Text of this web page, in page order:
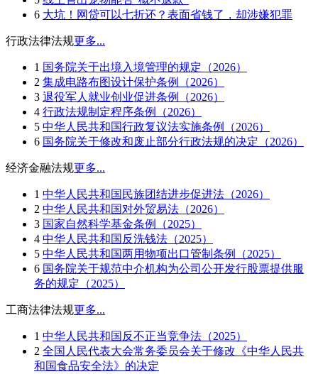
6 大坑！网贷可以七折还？表面省钱了，却涉嫌犯罪
行政法律法规更多...
1 国务院关于出境入境管理的规定（2026）
2 集成电路布图设计保护条例（2026）
3 退役军人就业创业促进条例（2026）
4 行政法规制定程序条例（2026）
5 中华人民共和国行政复议法实施条例（2026）
6 国务院关于修改和废止部分行政法规的决定（2026）
经济金融法规更多...
1 中华人民共和国民族团结进步促进法（2026）
2 中华人民共和国对外贸易法（2026）
3 国家自然科学基金条例（2025）
4 中华人民共和国反洗钱法（2025）
5 中华人民共和国两用物项出口管制条例（2025）
6 国务院关于规范中介机构为公司公开发行股票提供服
务的规定（2025）
工商法律法规更多...
1 中华人民共和国反不正当竞争法（2025）
2 全国人民代表大会常务委员会关于修改《中华人民共
和国食品安全法》的决定